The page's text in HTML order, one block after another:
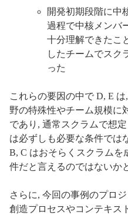
開発初期段階に中
過程で中核メンバ
十分理解できたこ
したチームでスク
った
これらの要因の中で D, E
野の特殊性やチーム規模に
であり, 通常スクラムで想
は必ずしも必要な条件では
B, C はおそらくスクラムを
件だと言えるのではないか
さらに, 今回の事例のプロ
創造プロセスやコンテキス